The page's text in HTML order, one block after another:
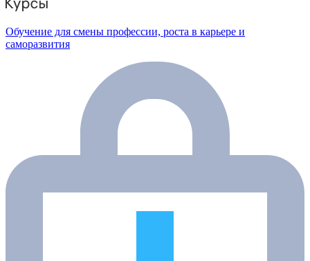
Обучение для смены профессии, роста в карьере и
саморазвития